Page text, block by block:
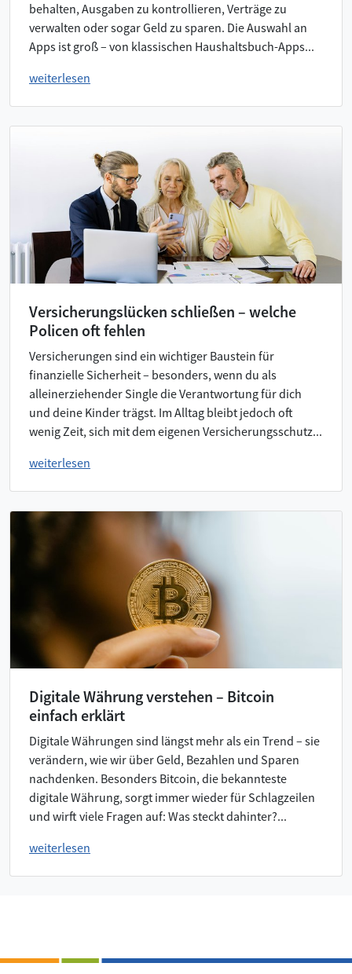
behalten, Ausgaben zu kontrollieren, Verträge zu
verwalten oder sogar Geld zu sparen. Die Auswahl an
Apps ist groß – von klassischen Haushaltsbuch-Apps...
weiterlesen
Versicherungslücken schließen – welche
Policen oft fehlen
Versicherungen sind ein wichtiger Baustein für
finanzielle Sicherheit – besonders, wenn du als
alleinerziehender Single die Verantwortung für dich
und deine Kinder trägst. Im Alltag bleibt jedoch oft
wenig Zeit, sich mit dem eigenen Versicherungsschutz...
weiterlesen
Digitale Währung verstehen – Bitcoin
einfach erklärt
Digitale Währungen sind längst mehr als ein Trend – sie
verändern, wie wir über Geld, Bezahlen und Sparen
nachdenken. Besonders Bitcoin, die bekannteste
digitale Währung, sorgt immer wieder für Schlagzeilen
und wirft viele Fragen auf: Was steckt dahinter?...
weiterlesen